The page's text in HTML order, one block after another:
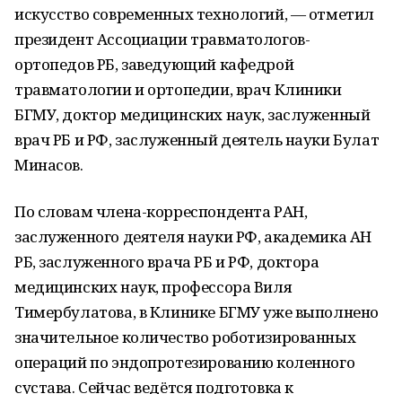
искусство современных технологий, — отметил
президент Ассоциации травматологов-
ортопедов РБ, заведующий кафедрой
травматологии и ортопедии, врач Клиники
БГМУ, доктор медицинских наук, заслуженный
врач РБ и РФ, заслуженный деятель науки Булат
Минасов.
По словам члена-корреспондента РАН,
заслуженного деятеля науки РФ, академика АН
РБ, заслуженного врача РБ и РФ, доктора
медицинских наук, профессора Виля
Тимербулатова, в Клинике БГМУ уже выполнено
значительное количество роботизированных
операций по эндопротезированию коленного
сустава. Сейчас ведётся подготовка к